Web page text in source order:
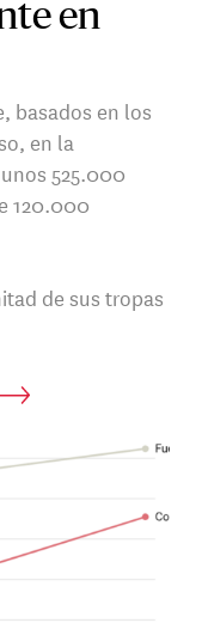
en
basados en los
en la
525.000
120.000
de sus tropas